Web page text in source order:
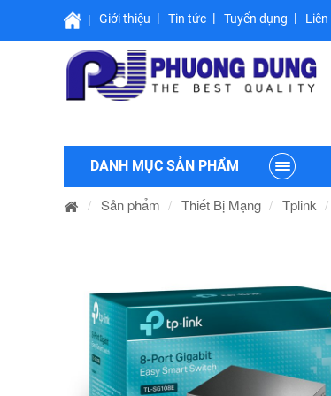
Giới thiệu Tin tức Tuyển dụng Liên
DANH MỤC SẢN PHẨM
Sản phẩm Thiết Bị Mạng Tplink